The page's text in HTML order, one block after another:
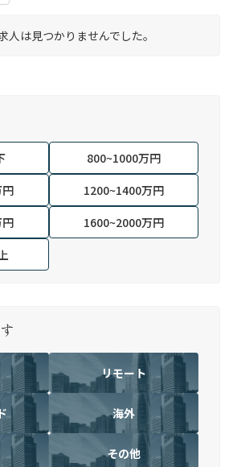
人は見つかりませんでした。
800~1000万円
1200~1400万円
1600~2000万円
リモート
海外
その他